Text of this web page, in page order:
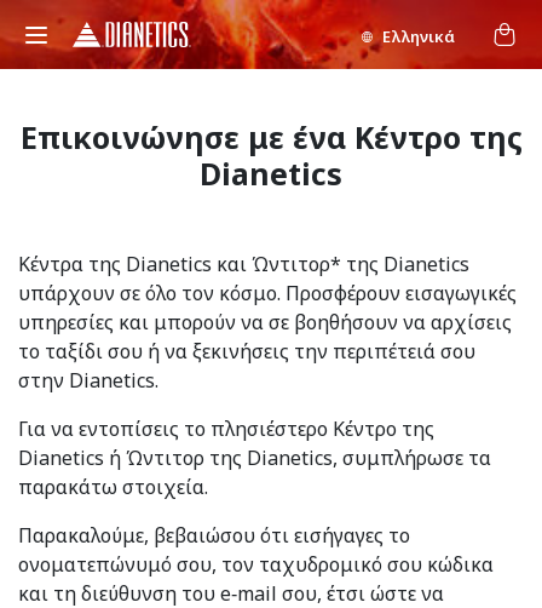
Ελληνικά
Επικοινώνησε με ένα Κέντρο της
Dianetics
Κέντρα της Dianetics και Ώντιτορ* της Dianetics
υπάρχουν σε όλο τον κόσμο. Προσφέρουν εισαγωγικές
υπηρεσίες και μπορούν να σε βοηθήσουν να αρχίσεις
το ταξίδι σου ή να ξεκινήσεις την περιπέτειά σου
στην Dianetics.
Για να εντοπίσεις το πλησιέστερο Κέντρο της
Dianetics ή Ώντιτορ της Dianetics, συμπλήρωσε τα
παρακάτω στοιχεία.
Παρακαλούμε, βεβαιώσου ότι εισήγαγες το
ονοματεπώνυμό σου, τον ταχυδρομικό σου κώδικα
και τη διεύθυνση του e‑mail σου, έτσι ώστε να